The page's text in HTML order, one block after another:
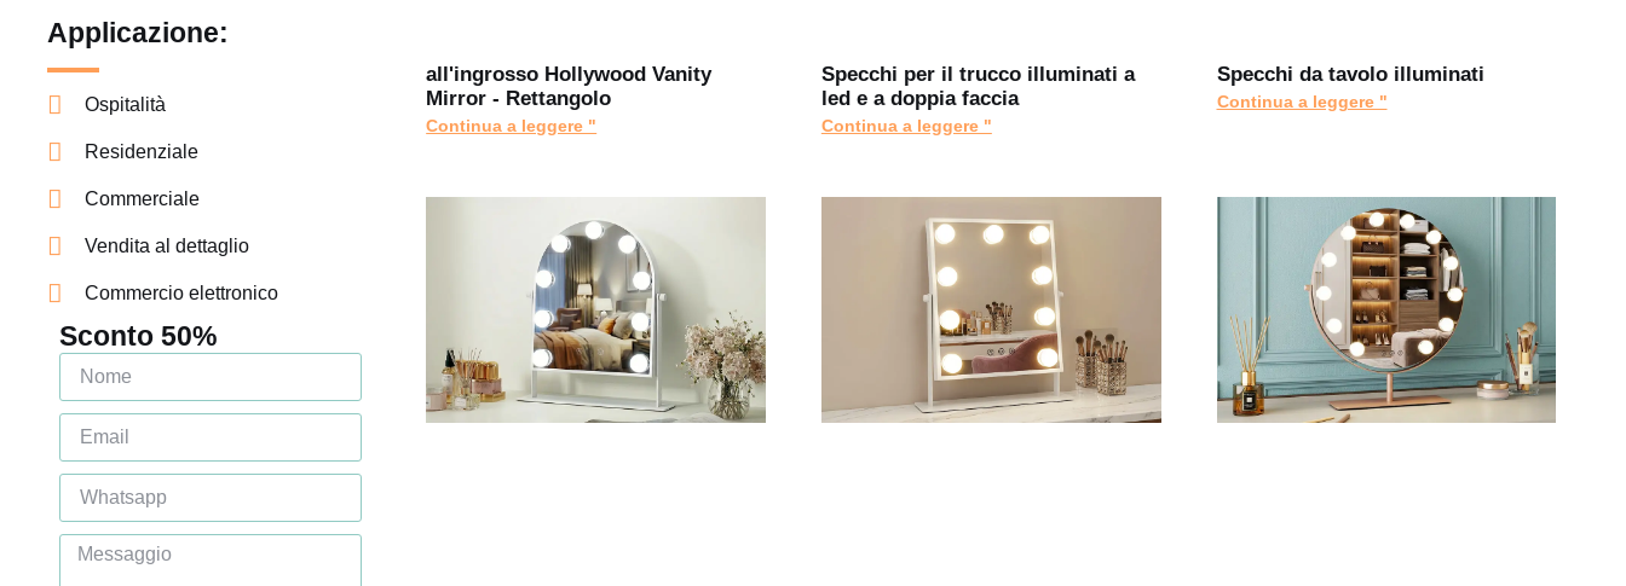
Applicazione:
Ospitalità
Residenziale
Commerciale
Vendita al dettaglio
Commercio elettronico
Sconto 50%
all'ingrosso Hollywood Vanity
Mirror - Rettangolo
Continua a leggere "
Specchi per il trucco illuminati a
led e a doppia faccia
Continua a leggere "
Specchi da tavolo illuminati
Continua a leggere "